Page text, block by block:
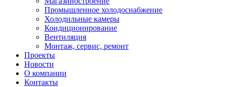
Промышленное холодоснабжение
Холодильные камеры
Кондиционирование
Вентиляция
Монтаж, сервис, ремонт
Проекты
Новости
О компании
Контакты